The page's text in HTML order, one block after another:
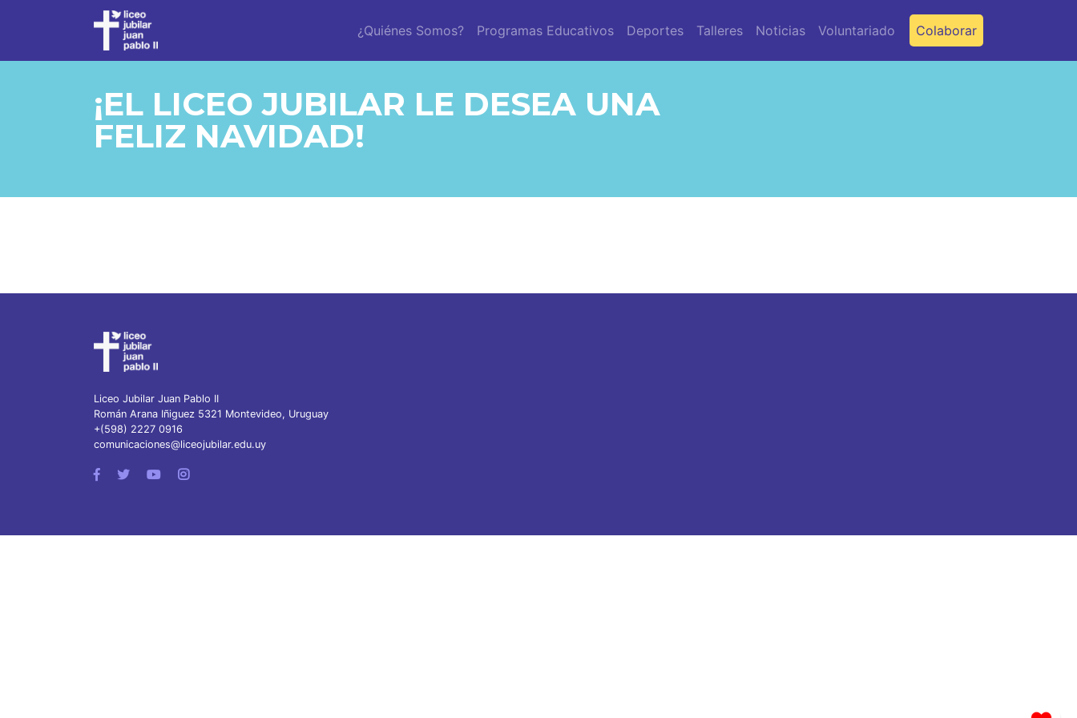
¿Quiénes Somos? Programas Educativos Deportes Talleres Noticias Voluntariado Colaborar
¡EL LICEO JUBILAR LE DESEA UNA
FELIZ NAVIDAD!
Liceo Jubilar Juan Pablo II
Román Arana Iñiguez 5321 Montevideo, Uruguay
+(598) 2227 0916
comunicaciones@liceojubilar.edu.uy